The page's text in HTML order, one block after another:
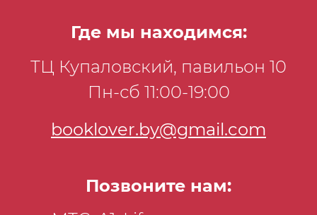
Где мы находимся:
ТЦ Купаловский, павильон 10
Пн-сб 11:00-19:00
booklover.by@gmail.com
Позвоните нам: